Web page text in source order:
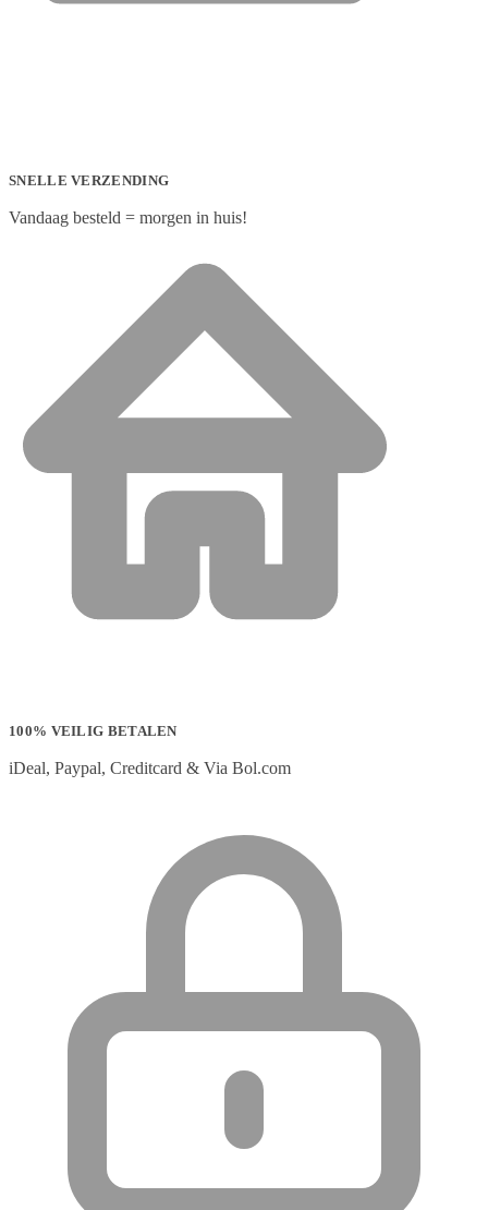
SNELLE VERZENDING
Vandaag besteld = morgen in huis!
100% VEILIG BETALEN
iDeal, Paypal, Creditcard & Via Bol.com